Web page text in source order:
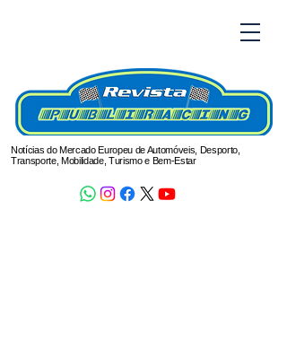
Notícias do Mercado Europeu de Automóveis, Desporto,
Transporte, Mobilidade, Turismo e Bem-Estar